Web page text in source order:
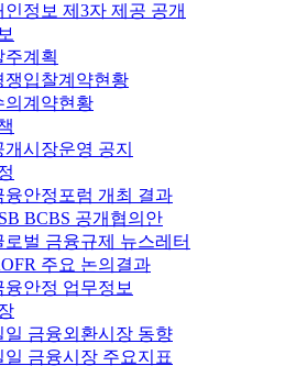
인정보 제3자 제공 공개
주계획
쟁입찰계약현황
의계약현황
개시장운영 공지
융안정포럼 개최 결과
BCBS 공개협의안
로벌 금융규제 뉴스레터
주요 논의결과
융안정 업무정보
일 금융외환시장 동향
일 금융시장 주요지표